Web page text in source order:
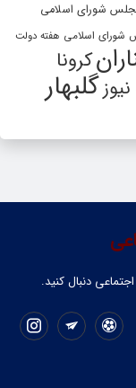
شورای اسلامی
شورای اسلامی هفته دولت
کرونا
گلبهار
دنبال کنید.